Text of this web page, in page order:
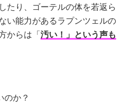
たり、ゴーテルの体を若返ら
い能力があるラプンツェルの
からは「 汚い！」という声も
のか？